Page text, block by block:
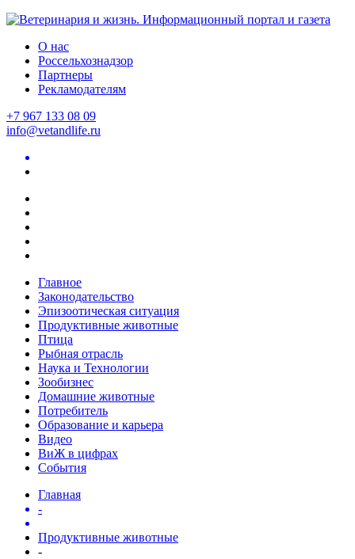
О нас
Россельхознадзор
Партнеры
Рекламодателям
+7 967 133 08 09
info@vetandlife.ru
Главное
Законодательство
Эпизоотическая ситуация
Продуктивные животные
Птица
Рыбная отрасль
Наука и Технологии
Зообизнес
Домашние животные
Потребитель
Образование и карьера
Видео
ВиЖ в цифрах
События
Главная
-
Продуктивные животные
-